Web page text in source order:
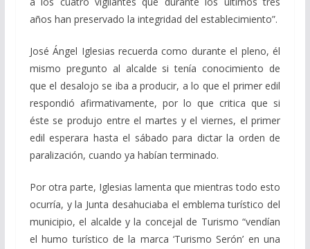
años han preservado la integridad del establecimiento”.
José Ángel Iglesias recuerda como durante el pleno, él
mismo pregunto al alcalde si tenía conocimiento de
que el desalojo se iba a producir, a lo que el primer edil
respondió afirmativamente, por lo que critica que si
éste se produjo entre el martes y el viernes, el primer
edil esperara hasta el sábado para dictar la orden de
paralización, cuando ya habían terminado.
Por otra parte, Iglesias lamenta que mientras todo esto
ocurría, y la Junta desahuciaba el emblema turístico del
municipio, el alcalde y la concejal de Turismo “vendían
el humo turístico de la marca ‘Turismo Serón’ en una